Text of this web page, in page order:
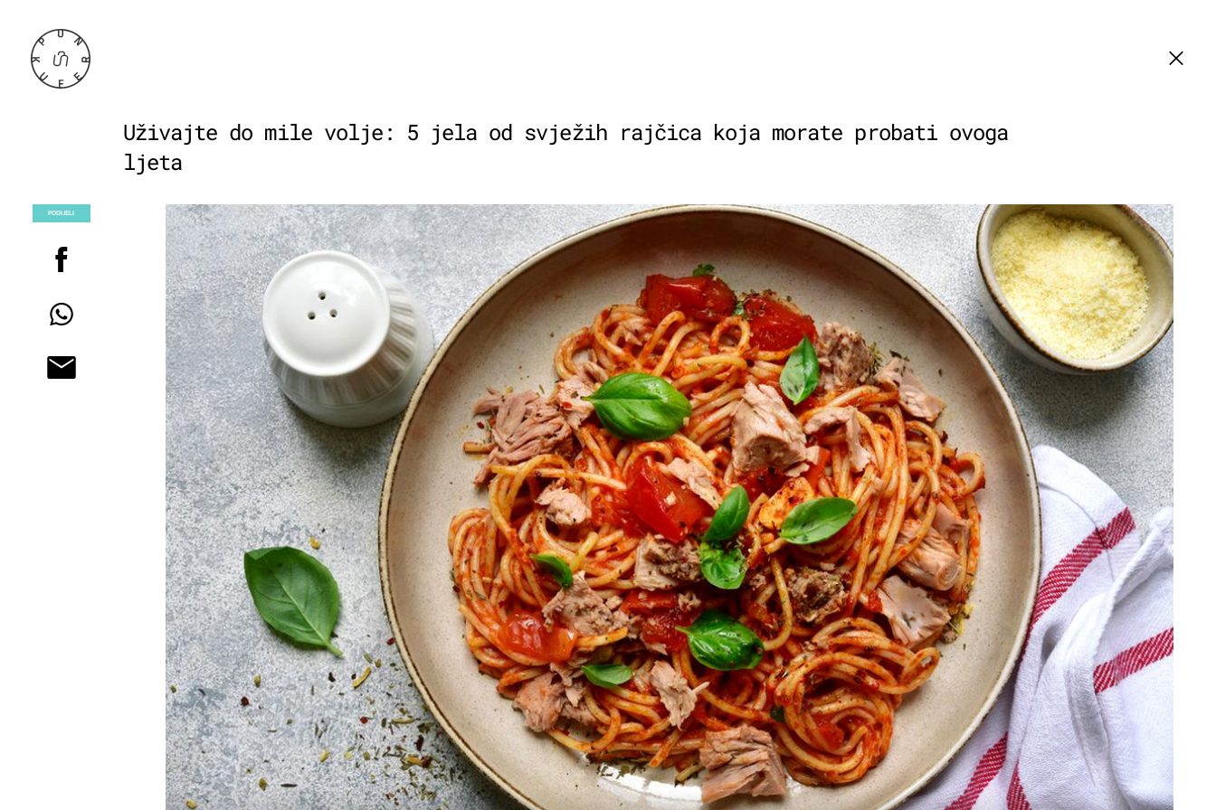
Uživajte do mile volje: 5 jela od svježih rajčica koja morate probati ovoga
ljeta
PODIJELI
POGLEDAJ
AL DENTE!
Zbogom kilogrami: Napravite najbolju
ljetnu tjesteninu
+3
PRVA POMOĆ
Spas za nezrele ili bezokusne rajčice:
5 trikova pomoću kojih će biti slađe i
sočnije
+2
VEČERA U BASTI
Pizza koja je ostala "dužnik": Gourmet
bar u centru Zagreba koji je vidio i
bolje dane